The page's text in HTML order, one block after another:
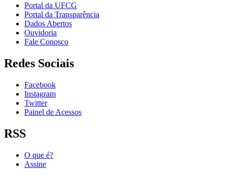
Portal da UFCG
Portal da Transparência
Dados Abertos
Ouvidoria
Fale Conosco
Redes Sociais
Facebook
Instagram
Twitter
Painel de Acessos
RSS
O que é?
Assine